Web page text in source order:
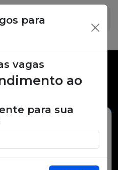
emprego,
de trabalho.
para
×
vagas
ao
para sua